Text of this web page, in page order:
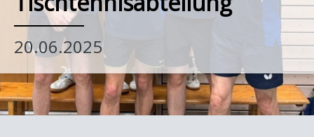
20.06.2025